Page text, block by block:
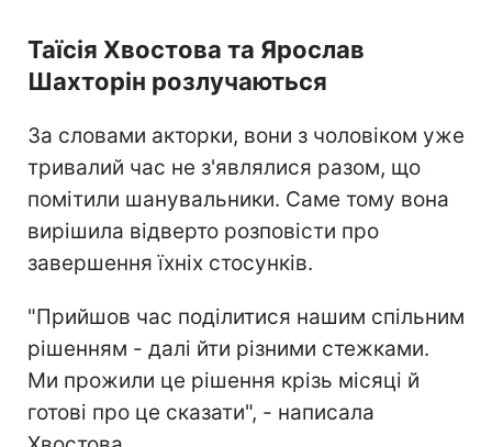
Таїсія Хвостова та Ярослав
Шахторін розлучаються
За словами акторки, вони з чоловіком уже
тривалий час не з'являлися разом, що
помітили шанувальники. Саме тому вона
вирішила відверто розповісти про
завершення їхніх стосунків.
"Прийшов час поділитися нашим спільним
рішенням - далі йти різними стежками.
Ми прожили це рішення крізь місяці й
готові про це сказати", - написала